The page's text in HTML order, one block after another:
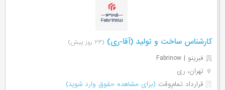
کارشناس ساخت و تولید (آقا-ری) (۲۳ روز پیش)
فبرینو | Fabrinow
تهران، ری
قرارداد تمام‌وقت (برای مشاهده حقوق وارد شوید)